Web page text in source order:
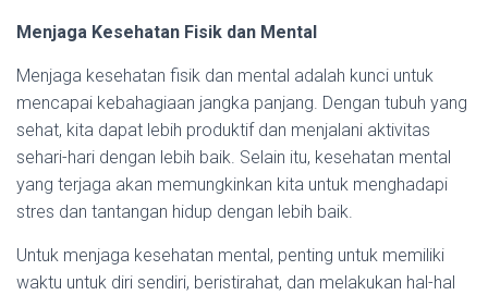
Menjaga Kesehatan Fisik dan Mental
Menjaga kesehatan fisik dan mental adalah kunci untuk
mencapai kebahagiaan jangka panjang. Dengan tubuh yang
sehat, kita dapat lebih produktif dan menjalani aktivitas
sehari-hari dengan lebih baik. Selain itu, kesehatan mental
yang terjaga akan memungkinkan kita untuk menghadapi
stres dan tantangan hidup dengan lebih baik.
Untuk menjaga kesehatan mental, penting untuk memiliki
waktu untuk diri sendiri, beristirahat, dan melakukan hal-hal